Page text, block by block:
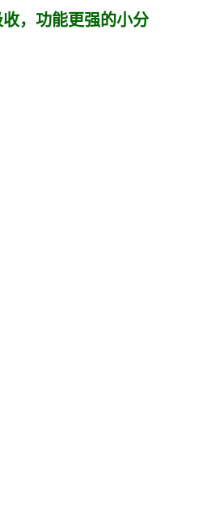
，功能更强的小分